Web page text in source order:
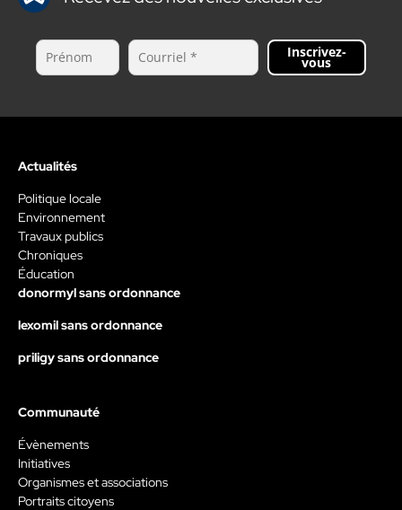
Inscrivez-
vous
Actualités
Politique locale
Environnement
Travaux publics
Chroniques
Éducation
donormyl sans ordonnance
lexomil sans ordonnance
priligy sans ordonnance
Communauté
Évènements
Initiatives
Organismes et associations
Portraits citoyens